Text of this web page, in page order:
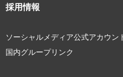
採用情報
ソーシャルメディア公式アカウン
国内グループリンク